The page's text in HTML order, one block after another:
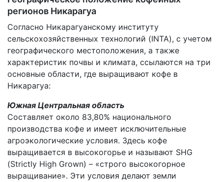
регионов Никарагуа
Согласно Никарагуанскому институту
сельскохозяйственных технологий (INTA), с учетом
географического местоположения, а также
характеристик почвы и климата, ссылаются на три
основные области, где выращивают кофе в
Никарагуа:
Южная Центральная область
Составляет около 83,80% национального
производства кофе и имеет исключительные
агроэкологические условия. Здесь кофе
выращивается в высокогорье и называют SHG
(Strictly High Grown) – «строго высокогорное
выращивание». Эти условия делают земли